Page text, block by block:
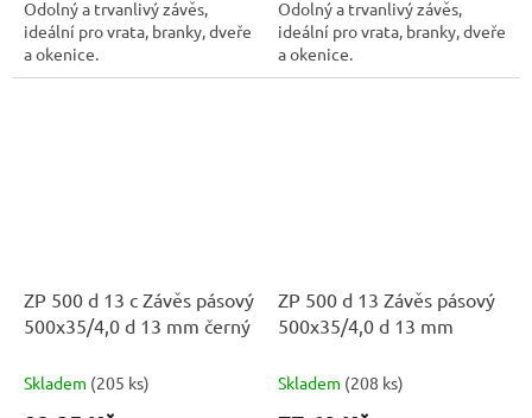
Odolný a trvanlivý závěs,
ideální pro vrata, branky, dveře
a okenice.
Odolný a trvanlivý závěs,
ideální pro vrata, branky, dveře
a okenice.
ZP 500 d 13 c Závěs pásový
500x35/4,0 d 13 mm černý
Skladem (205 ks)
ZP 500 d 13 Závěs pásový
500x35/4,0 d 13 mm
Skladem (208 ks)